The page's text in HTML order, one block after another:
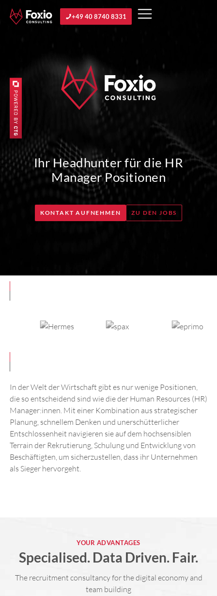
+49 40 8740 8331
Ihr Headhunter für die HR
Manager Positionen
KONTAKT AUFNEHMEN ZU DEN JOBS
In der Welt der Wirtschaft gibt es nur wenige Positionen,
die so entscheidend sind wie die der Human Resources (HR)
Manager:innen. Mit einer Kombination aus strategischer
Planung, schnellem Denken und unerschütterlicher
Entschlossenheit navigieren sie auf dem hochsensiblen
Terrain der Rekrutierung, Schulung und Entwicklung von
Beschäftigten, um sicherzustellen, dass ihr Unternehmen
als Sieger hervorgeht.
YOUR ADVANTAGES
Specialised. Data Driven. Fair.
The recruitment consultancy for the digital economy and
team building